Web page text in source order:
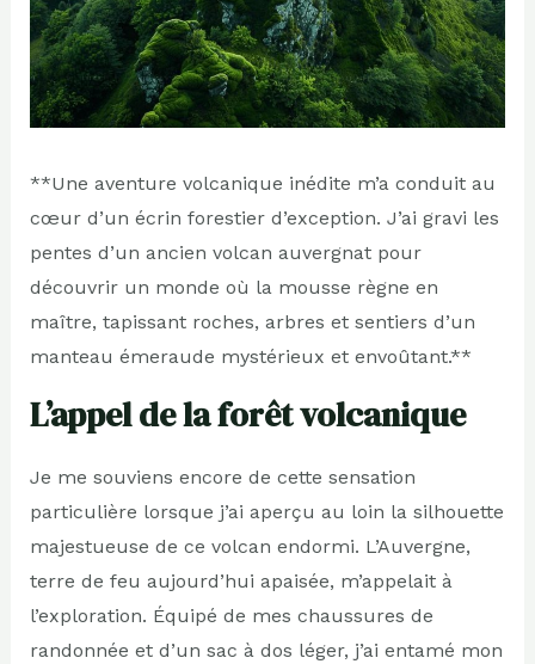
**Une aventure volcanique inédite m’a conduit au
cœur d’un écrin forestier d’exception. J’ai gravi les
pentes d’un ancien volcan auvergnat pour
découvrir un monde où la mousse règne en
maître, tapissant roches, arbres et sentiers d’un
manteau émeraude mystérieux et envoûtant.**
L’appel de la forêt volcanique
Je me souviens encore de cette sensation
particulière lorsque j’ai aperçu au loin la silhouette
majestueuse de ce volcan endormi. L’Auvergne,
terre de feu aujourd’hui apaisée, m’appelait à
l’exploration. Équipé de mes chaussures de
randonnée et d’un sac à dos léger, j’ai entamé mon